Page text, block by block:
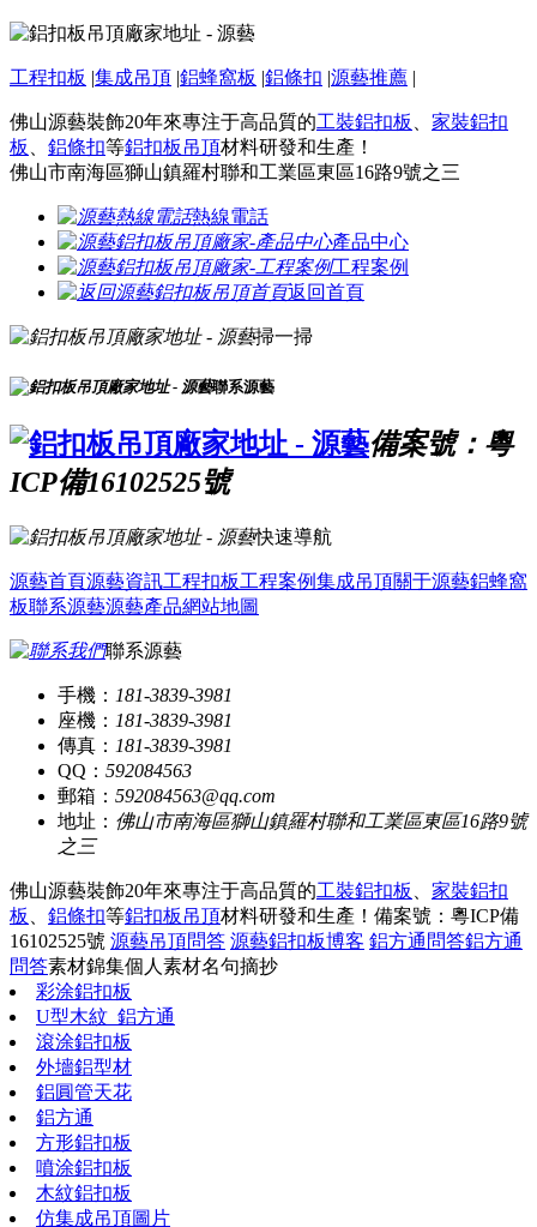
工程扣板 |集成吊頂 |鋁蜂窩板 |鋁條扣 |源藝推薦 |
佛山源藝裝飾20年來專注于高品質的工裝鋁扣板
家裝鋁扣
板
鋁條扣等鋁扣板吊頂材料研發和生產！
佛山市南海區獅山鎮羅村聯和工業區東區16路9號之三
熱線電話
產品中心
工程案例
返回首頁
掃一掃
聯系源藝
備案號：粵
ICP備16102525號
快速導航
源藝首頁源藝資訊工程扣板工程案例集成吊頂關于源藝鋁蜂窩
板聯系源藝源藝產品網站地圖
聯系源藝
手機： 181-3839-3981
座機： 181-3839-3981
傳真： 181-3839-3981
QQ： 592084563
郵箱： 592084563@qq.com
地址： 佛山市南海區獅山鎮羅村聯和工業區東區16路9號
之三
佛山源藝裝飾20年來專注于高品質的工裝鋁扣板
家裝鋁扣
板
鋁條扣等鋁扣板吊頂材料研發和生產！ 備案號：粵ICP備
16102525號 源藝吊頂問答 源藝鋁扣板博客 鋁方通問答鋁方通
問答素材錦集個人素材名句摘抄
彩涂鋁扣板
U型木紋_鋁方通
滾涂鋁扣板
外墻鋁型材
鋁圓管天花
鋁方通
方形鋁扣板
噴涂鋁扣板
木紋鋁扣板
仿集成吊頂圖片